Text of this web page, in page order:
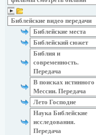
Библейские видео передачи
Библейские места
Библейский сюжет
Библия и
современность.
Передача
В поисках истинного
Мессии. Передача
Лето Господне
Наука Библейские
исследования.
Передача